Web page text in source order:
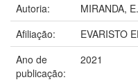
Autoria:
MIRANDA,
Afiliação:
EVARISTO
Ano de
publicação:
2021